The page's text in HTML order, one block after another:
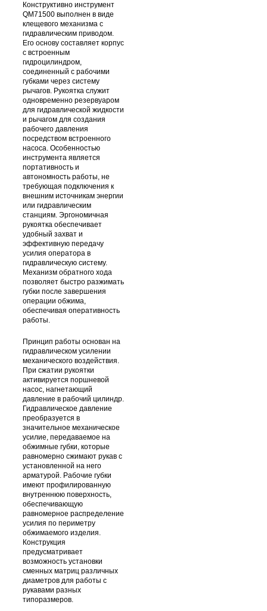
Конструктивно инструмент
QM71500 выполнен в виде
клещевого механизма с
гидравлическим приводом.
Его основу составляет корпус
с встроенным
гидроцилиндром,
соединенный с рабочими
губками через систему
рычагов. Рукоятка служит
одновременно резервуаром
для гидравлической жидкости
и рычагом для создания
рабочего давления
посредством встроенного
насоса. Особенностью
инструмента является
портативность и
автономность работы, не
требующая подключения к
внешним источникам энергии
или гидравлическим
станциям. Эргономичная
рукоятка обеспечивает
удобный захват и
эффективную передачу
усилия оператора в
гидравлическую систему.
Механизм обратного хода
позволяет быстро разжимать
губки после завершения
операции обжима,
обеспечивая оперативность
работы.
Принцип работы основан на
гидравлическом усилении
механического воздействия.
При сжатии рукоятки
активируется поршневой
насос, нагнетающий
давление в рабочий цилиндр.
Гидравлическое давление
преобразуется в
значительное механическое
усилие, передаваемое на
обжимные губки, которые
равномерно сжимают рукав с
установленной на него
арматурой. Рабочие губки
имеют профилированную
внутреннюю поверхность,
обеспечивающую
равномерное распределение
усилия по периметру
обжимаемого изделия.
Конструкция
предусматривает
возможность установки
сменных матриц различных
диаметров для работы с
рукавами разных
типоразмеров.